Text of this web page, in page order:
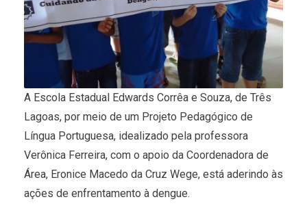
A Escola Estadual Edwards Corrêa e Souza, de Três
Lagoas, por meio de um Projeto Pedagógico de
Língua Portuguesa, idealizado pela professora
Verônica Ferreira, com o apoio da Coordenadora de
Área, Eronice Macedo da Cruz Wege, está aderindo às
ações de enfrentamento à dengue.